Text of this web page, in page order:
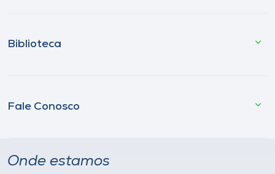
Biblioteca
Fale Conosco
Onde estamos